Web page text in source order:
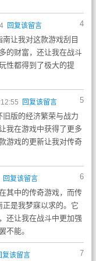
4
回复该留言
让我对这款游戏刮目
的财富，还让我在战斗
性都得到了极大的提
5
回复该留言
版的经济繁荣与战力
我在游戏中获得了更多
游戏的更新让我对传奇
6
回复该留言
其中的传奇游戏，而传
是我梦寐以求的。它
还让我在战斗中更加强
不能。
7
复该留言